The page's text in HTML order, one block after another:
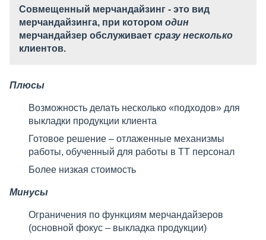
Совмещенный мерчандайзинг - это вид
мерчандайзинга, при котором один
мерчандайзер обслуживает сразу несколько
клиентов.
Плюсы
Возможность делать несколько «подходов» для
выкладки продукции клиента
Готовое решение – отлаженные механизмы
работы, обученный для работы в ТТ персонал
Более низкая стоимость
Минусы
Ограничения по функциям мерчандайзеров
(основной фокус – выкладка продукции)